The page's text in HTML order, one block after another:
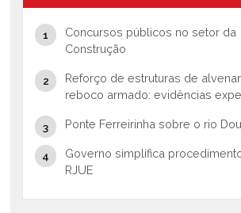
Concursos públicos no setor da
Construção
Reforço de estruturas de
reboco armado: evidências
Ponte Ferreirinha sobre o rio
Governo simplifica
RJUE